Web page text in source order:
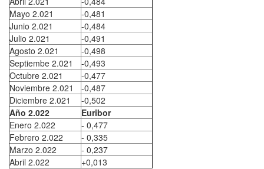
Mayo 2.021
-0,481
Junio 2.021
-0,484
Julio 2.021
-0,491
Agosto 2.021
-0,498
Septiembe 2.021
-0,493
Octubre 2.021
-0,477
Noviembre 2.021
-0,487
Diciembre 2.021
-0,502
Año 2.022
Euribor
Enero 2.022
- 0,477
Febrero 2.022
- 0,335
Marzo 2.022
- 0,237
Abril 2.022
+0,013